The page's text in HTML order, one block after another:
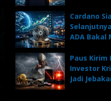
Cardano
ADA Bakal
Paus Kirim
Investor
Jadi